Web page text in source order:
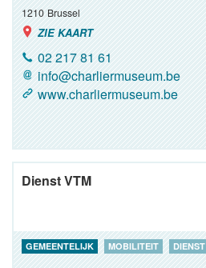
1210 Brussel
ZIE KAART
02 217 81 61
info@charliermuseum.be
www.charliermuseum.be
Dienst VTM
GEMEENTELIJK MOBILITEIT DIENST